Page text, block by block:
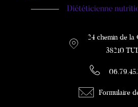
24 chemin de la
38210
Formulaire